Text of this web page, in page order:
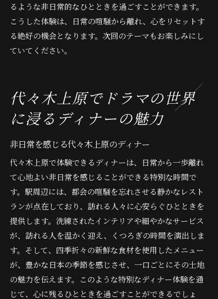
るような非日常的なひとときを過ごすことができます。
こうした体験は、日常の喧騒から離れ、心をリセットす
る絶好の機会となります。次回のテーマもお楽しみにし
ていてください。
代々木上原でドラマの世界
に浸るディナーの魅力
非日常を感じる代々木上原のディナー
代々木上原で体験できるディナーは、日常から一歩離れ
て心地よい非日常を感じることができる特別な時間で
す。駅周辺には、都会の喧騒を忘れさせる静かなレスト
ランが点在しており、訪れる人々に心安らぐひとときを
提供します。洗練されたインテリアや細やかなサービス
が、訪れる人を温かく迎え、くつろぎの時間を演出しま
す。そして、四季折々の新鮮な食材を使用したメニュー
が、豊かな日本の季節を感じさせ、一口ごとにその土地
の魅力を伝えます。このような特別なディナー体験を通
じて、心に残るひとときを過ごすことができるでしょ